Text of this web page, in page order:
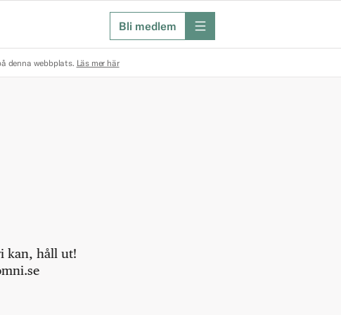
Bli medlem meny
denna webbplats. Läs mer här
kan, håll ut!